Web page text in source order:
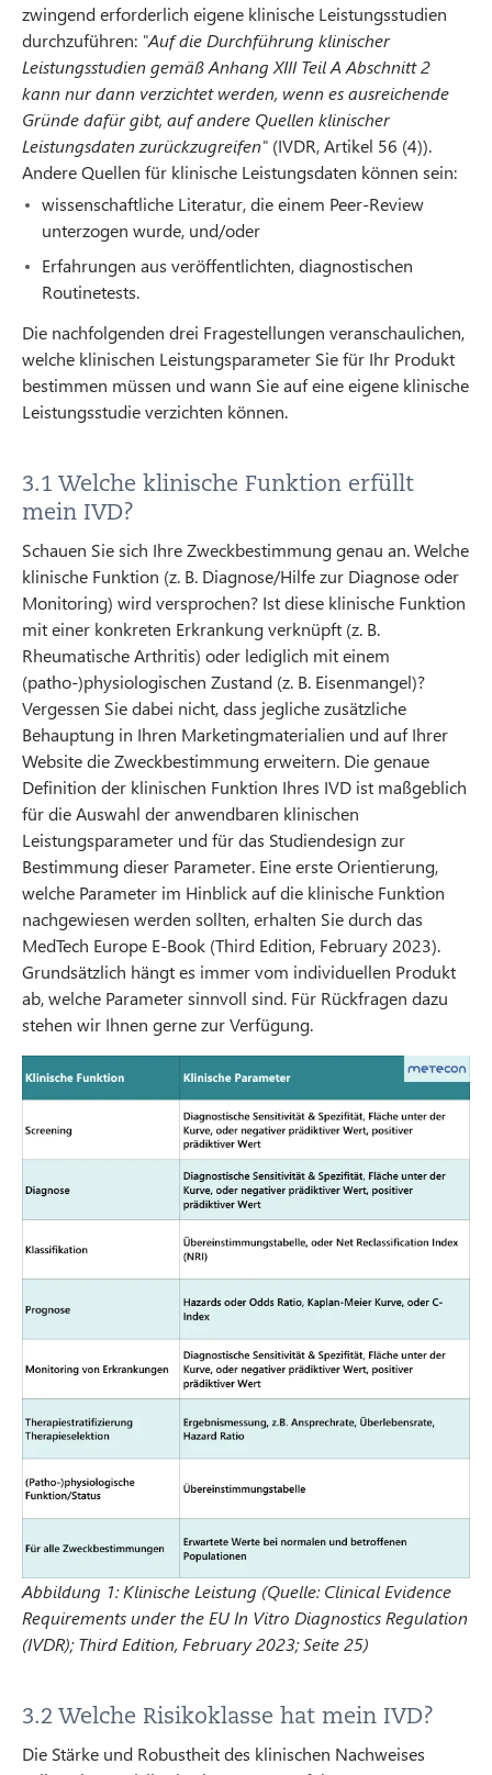
zwingend erforderlich eigene klinische Leistungsstudien
durchzuführen: "Auf die Durchführung klinischer
Leistungsstudien gemäß Anhang XIII Teil A Abschnitt 2
kann nur dann verzichtet werden, wenn es ausreichende
Gründe dafür gibt, auf andere Quellen klinischer
Leistungsdaten zurückzugreifen" (IVDR, Artikel 56 (4)).
Andere Quellen für klinische Leistungsdaten können sein:
wissenschaftliche Literatur, die einem Peer-Review
unterzogen wurde, und/oder
Erfahrungen aus veröffentlichten, diagnostischen
Routinetests.
Die nachfolgenden drei Fragestellungen veranschaulichen,
welche klinischen Leistungsparameter Sie für Ihr Produkt
bestimmen müssen und wann Sie auf eine eigene klinische
Leistungsstudie verzichten können.
3.1 Welche klinische Funktion erfüllt
mein IVD?
Schauen Sie sich Ihre Zweckbestimmung genau an. Welche
klinische Funktion (z. B. Diagnose/Hilfe zur Diagnose oder
Monitoring) wird versprochen? Ist diese klinische Funktion
mit einer konkreten Erkrankung verknüpft (z. B.
Rheumatische Arthritis) oder lediglich mit einem
(patho-)physiologischen Zustand (z. B. Eisenmangel)?
Vergessen Sie dabei nicht, dass jegliche zusätzliche
Behauptung in Ihren Marketingmaterialien und auf Ihrer
Website die Zweckbestimmung erweitern. Die genaue
Definition der klinischen Funktion Ihres IVD ist maßgeblich
für die Auswahl der anwendbaren klinischen
Leistungsparameter und für das Studiendesign zur
Bestimmung dieser Parameter. Eine erste Orientierung,
welche Parameter im Hinblick auf die klinische Funktion
nachgewiesen werden sollten, erhalten Sie durch das
MedTech Europe E-Book (Third Edition, February 2023).
Grundsätzlich hängt es immer vom individuellen Produkt
ab, welche Parameter sinnvoll sind. Für Rückfragen dazu
stehen wir Ihnen gerne zur Verfügung.
Abbildung 1: Klinische Leistung (Quelle: Clinical Evidence
Requirements under the EU In Vitro Diagnostics Regulation
(IVDR); Third Edition, February 2023; Seite 25)
3.2 Welche Risikoklasse hat mein IVD?
Die Stärke und Robustheit des klinischen Nachweises